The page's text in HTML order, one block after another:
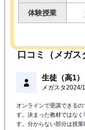
体験授業
口コミ（メガス
生徒（高1）
メガスタ2024/
オンラインで受講できる
す。決まった教材ではな
す。分からない部分は授業